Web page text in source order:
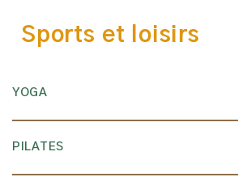
Sports et loisirs
YOGA
PILATES